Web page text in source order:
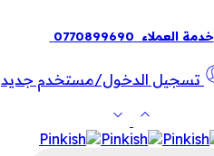
خدمة العملاء 0770899690
تسجيل الدخول/مستخدم جديد